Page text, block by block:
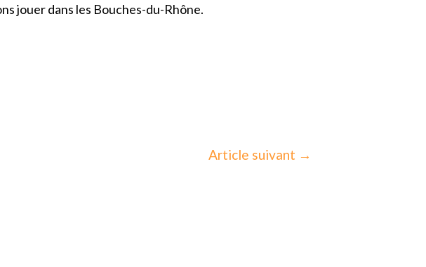
jouer dans les Bouches-du-Rhône.
Article suivant →